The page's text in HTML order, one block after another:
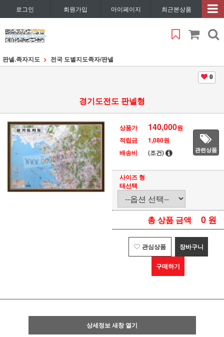
로그인 회원가입 마이페이지 최근본상품
판넬.족자지도 전국 도별지도족자/판넬
0
경기도전도 판넬형
상품가 140,000원
적립금
1,080원
배송비
(조건) 관련상품
사이즈 형
태선택
총 상품 금액 0 원
관심상품 장바구니
구매하기
상세정보 새창 열기